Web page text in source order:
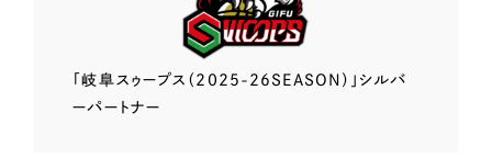
「岐阜スゥープス （2025-26SEASON）」 シルバ
ーパートナー